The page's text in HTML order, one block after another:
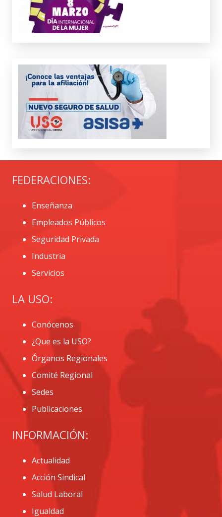
FEDERACIONES:
Enseñanza
Empleados Públicos
Seguridad Privada
Industria
Servicios
LA USO:
Conócenos
¿Que es la USO?
Órganos Regionales
Comité Regional
Sedes
Publicaciones
INFORMACIÓN:
Actualidad
Acción Sindical
Salud Laboral
Igualdad